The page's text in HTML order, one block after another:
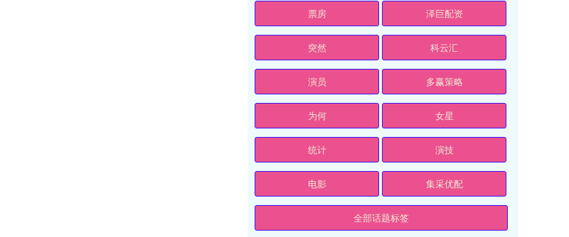
票房 泽巨配资
突然 科云汇
演员 多赢策略
为何 女星
统计 演技
电影 集采优配
全部话题标签